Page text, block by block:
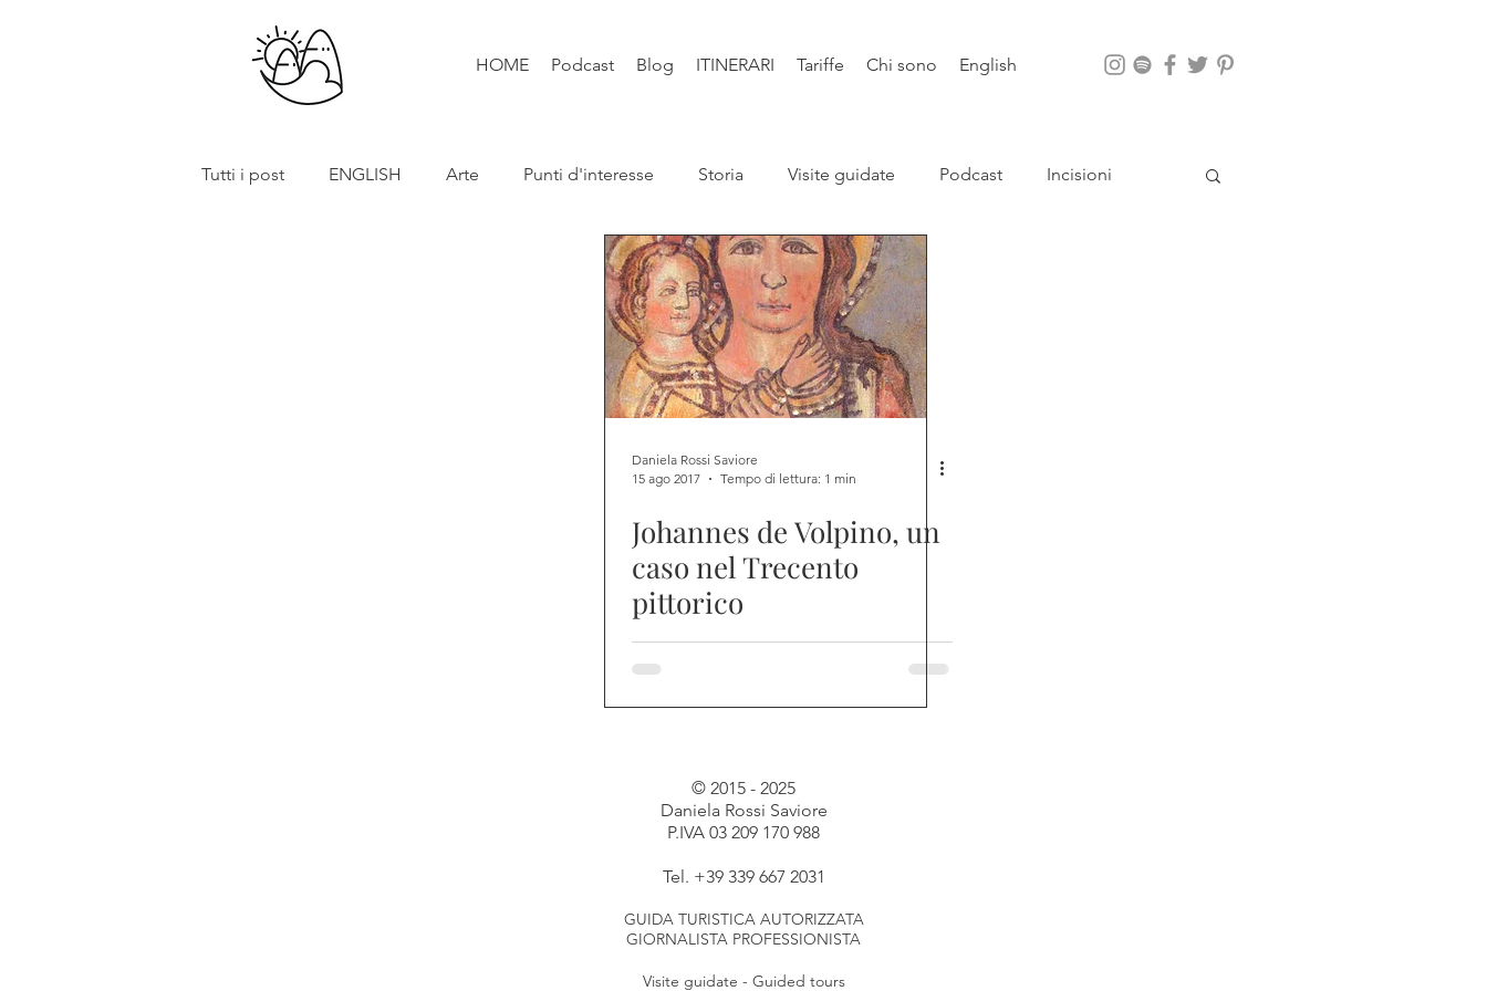
HOME Podcast Blog ITINERARI Tariffe Chi sono English
Tutti i post ENGLISH Arte Punti d'interesse Storia Visite guidate Podcast Incisioni
Santi e Bibbia Video Natura
Daniela Rossi Saviore
15 ago 2017
Tempo di lettura: 1 min
Johannes de Volpino, un
caso nel Trecento
pittorico
© 2015 - 2025
Daniela Rossi Saviore
P.IVA 03 209 170 988
Tel. +39 339 667 2031
GUIDA TURISTICA AUTORIZZATA
GIORNALISTA PROFESSIONISTA
Visite guidate - Guided tours